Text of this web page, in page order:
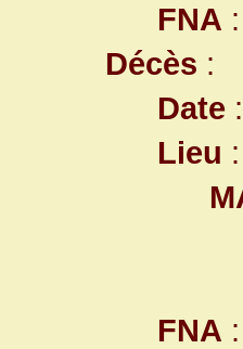
FNA
Décès :
Date
Lieu :
FNA